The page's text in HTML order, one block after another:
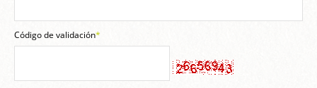
Código de validación*